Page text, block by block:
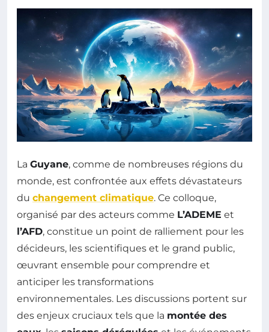
La Guyane, comme de nombreuses régions du
monde, est confrontée aux effets dévastateurs
du changement climatique. Ce colloque,
organisé par des acteurs comme L’ADEME et
l’AFD, constitue un point de ralliement pour les
décideurs, les scientifiques et le grand public,
œuvrant ensemble pour comprendre et
anticiper les transformations
environnementales. Les discussions portent sur
des enjeux cruciaux tels que la montée des